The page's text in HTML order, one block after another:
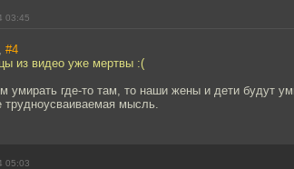
03:45
#4
из видео уже мертвы :(
умирать где-то там, то наши жены и дети будут
трудноусваиваемая мысль.
05:03